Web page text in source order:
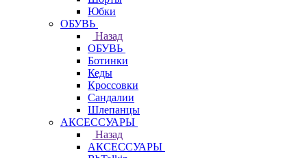
Юбки
ОБУВЬ
Назад
ОБУВЬ
Ботинки
Кеды
Кроссовки
Сандалии
Шлепанцы
АКСЕССУАРЫ
Назад
АКСЕССУАРЫ